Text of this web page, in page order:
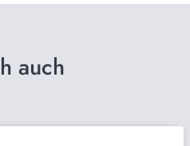
auch